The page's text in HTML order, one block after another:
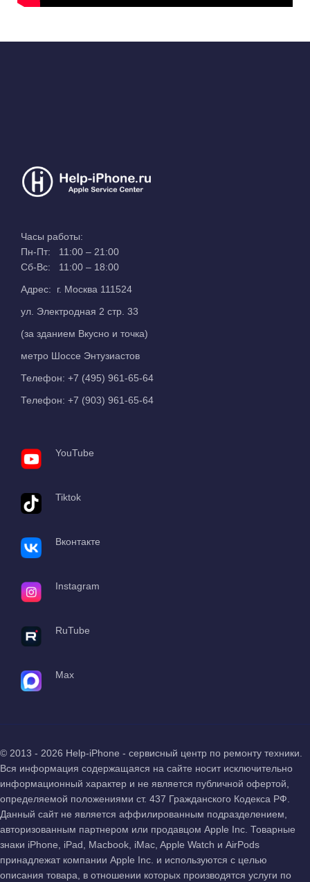
Часы работы:
Пн-Пт: 11:00 – 21:00
Сб-Вс: 11:00 – 18:00
Адрес: г. Москва 111524
ул. Электродная 2 стр. 33
(за зданием Вкусно и точка)
метро Шоссе Энтузиастов
Телефон: +7 (495) 961-65-64
Телефон: +7 (903) 961-65-64
YouTube
Tiktok
Вконтакте
Instagram
RuTube
Max
© 2013 - 2026 Help-iPhone - сервисный центр по ремонту техники.
Вся информация содержащаяся на сайте носит исключительно
информационный характер и не является публичной офертой,
определяемой положениями ст. 437 Гражданского Кодекса РФ.
Данный сайт не является аффилированным подразделением,
авторизованным партнером или продавцом Apple Inc. Товарные
знаки iPhone, iPad, Macbook, iMac, Apple Watch и AirPods
принадлежат компании Apple Inc. и используются с целью
описания товара, в отношении которых производятся услуги по